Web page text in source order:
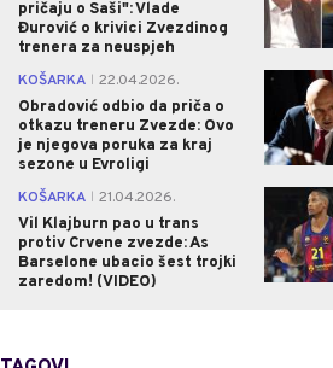
pričaju o Saši": Vlade
Đurović o krivici Zvezdinog
trenera za neuspjeh
KOŠARKA
22.04.2026.
Obradović odbio da priča o
otkazu treneru Zvezde: Ovo
je njegova poruka za kraj
sezone u Evroligi
KOŠARKA
21.04.2026.
Vil Klajburn pao u trans
protiv Crvene zvezde: As
Barselone ubacio šest trojki
zaredom! (VIDEO)